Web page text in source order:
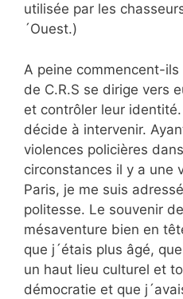
utilisée par les
´Ouest.)
A peine commencent-ils
de C.R.S se dirige vers
et contrôler leur
décide à intervenir.
violences policières
circonstances il y a une
Paris, je me suis
politesse. Le souvenir
mésaventure bien en
que j´étais plus âgé,
un haut lieu culturel et
démocratie et que